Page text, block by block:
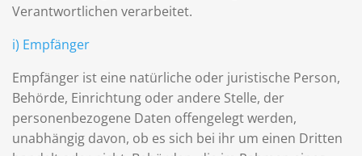
Verantwortlichen verarbeitet.
i) Empfänger
Empfänger ist eine natürliche oder juristische Person,
Behörde, Einrichtung oder andere Stelle, der
personenbezogene Daten offengelegt werden,
unabhängig davon, ob es sich bei ihr um einen Dritten